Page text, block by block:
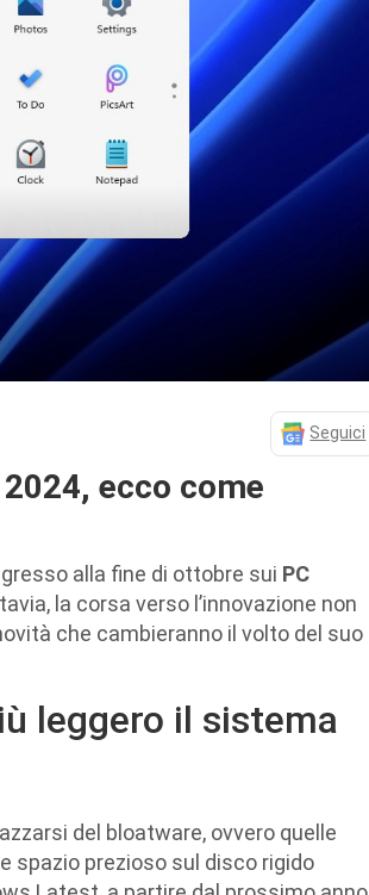
Seguici
ecco come
alla fine di ottobre sui PC
la corsa verso l’innovazione non
che cambieranno il volto del suo
leggero il sistema
del bloatware, ovvero quelle
spazio prezioso sul disco rigido